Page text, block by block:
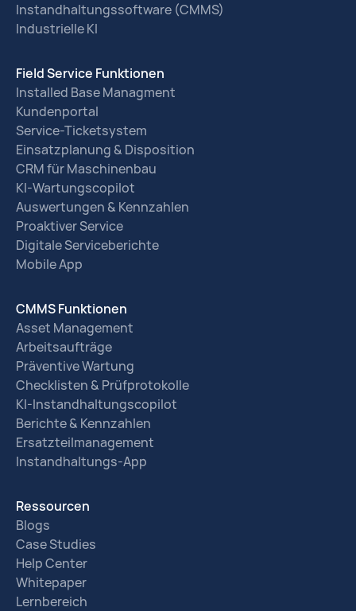
Instandhaltungssoftware (CMMS)
Industrielle KI
Field Service Funktionen
Installed Base Managment
Kundenportal
Service-Ticketsystem
Einsatzplanung & Disposition
CRM für Maschinenbau
KI-Wartungscopilot
Auswertungen & Kennzahlen
Proaktiver Service
Digitale Serviceberichte
Mobile App
CMMS Funktionen
Asset Management
Arbeitsaufträge
Präventive Wartung
Checklisten & Prüfprotokolle
KI-Instandhaltungscopilot
Berichte & Kennzahlen
Ersatzteilmanagement
Instandhaltungs-App
Ressourcen
Blogs
Case Studies
Help Center
Whitepaper
Lernbereich